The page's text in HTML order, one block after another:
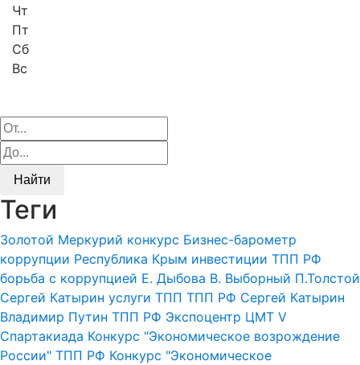
Чт
Пт
Сб
Вс
Найти
Теги
Золотой Меркурий конкурс Бизнес-барометр
коррупции Республика Крым инвестиции ТПП РФ
борьба с коррупцией Е. Дыбова В. Выборный П.Толстой
Сергей Катырин услуги ТПП ТПП РФ Сергей Катырин
Владимир Путин ТПП РФ Экспоцентр ЦМТ V
Спартакиада Конкурс "Экономическое возрождение
России" ТПП РФ Конкурс "Экономическое